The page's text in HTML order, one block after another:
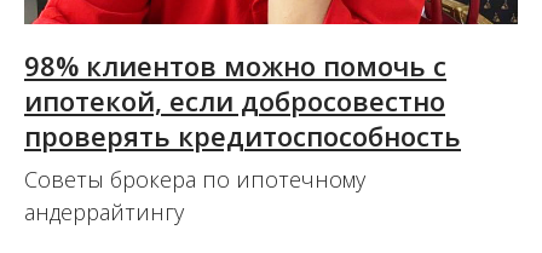
98% клиентов можно помочь с
ипотекой, если добросовестно
проверять кредитоспособность
Советы брокера по ипотечному
андеррайтингу